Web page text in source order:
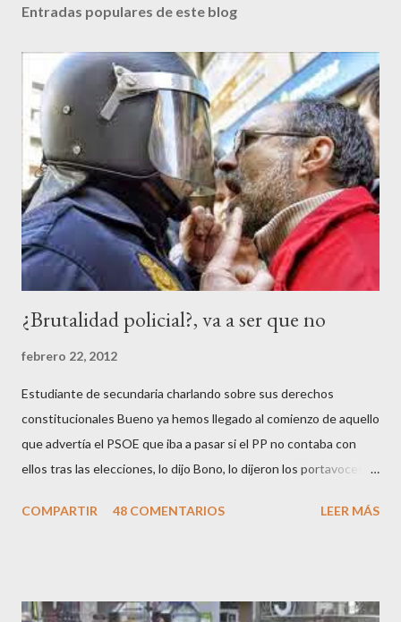
b
c
o
m
e
n
t
i
Entradas populares de este blog
¿Brutalidad policial?, va a ser que no
febrero 22, 2012
Estudiante de secundaria charlando sobre sus derechos
constitucionales Bueno ya hemos llegado al comienzo de aquello
que advertía el PSOE que iba a pasar si el PP no contaba con
ellos tras las elecciones, lo dijo Bono, lo dijeron los portavoces
los okupas, los red skins, los sharps o los anarcos porque a estos
caballeretes salieran en Valencia a la calle, dispuestos a hacer lo
COMPARTIR 48 COMENTARIOS LEER MÁS